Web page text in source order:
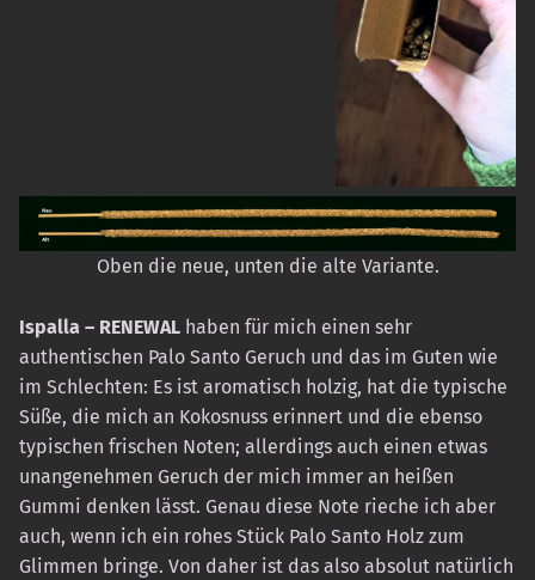
Oben die neue, unten die alte Variante.
Ispalla – RENEWAL haben für mich einen sehr
authentischen Palo Santo Geruch und das im Guten wie
im Schlechten: Es ist aromatisch holzig, hat die typische
Süße, die mich an Kokosnuss erinnert und die ebenso
typischen frischen Noten; allerdings auch einen etwas
unangenehmen Geruch der mich immer an heißen
Gummi denken lässt. Genau diese Note rieche ich aber
auch, wenn ich ein rohes Stück Palo Santo Holz zum
Glimmen bringe. Von daher ist das also absolut natürlich